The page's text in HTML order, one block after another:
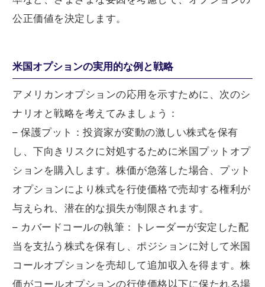
公正価値を決定します。
米国オプションの実用的な例と戦略
アメリカンオプションの応用を示すために、次のシ
ナリオと戦略を考えてみましょう：
– 保護プット：投資家が変動の激しい株式を保有
し、下向きリスクに対処するために米国プットオプ
ションを購入します。株価が急落した場合、プット
オプションにより株式を行使価格で売却する権利が
与えられ、潜在的な損失が制限されます。
– カバードコールの執筆：トレーダーが安定した配
当を支払う株式を保有し、ポジションに対して米国
コールオプションを売却して追加収入を得ます。株
価がコールオプションの行使価格以下に保たれる場